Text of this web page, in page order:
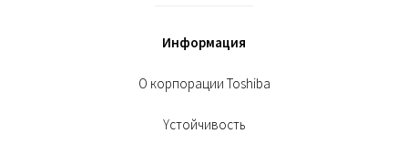
Информация
О корпорации Toshiba
Yстойчивость